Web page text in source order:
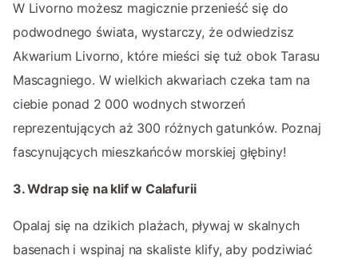
W Livorno możesz magicznie przenieść się do
podwodnego świata, wystarczy, że odwiedzisz
Akwarium Livorno, które mieści się tuż obok Tarasu
Mascagniego. W wielkich akwariach czeka tam na
ciebie ponad 2 000 wodnych stworzeń
reprezentujących aż 300 różnych gatunków. Poznaj
fascynujących mieszkańców morskiej głębiny!
3. Wdrap się na klif w Calafurii
Opalaj się na dzikich plażach, pływaj w skalnych
basenach i wspinaj na skaliste klify, aby podziwiać